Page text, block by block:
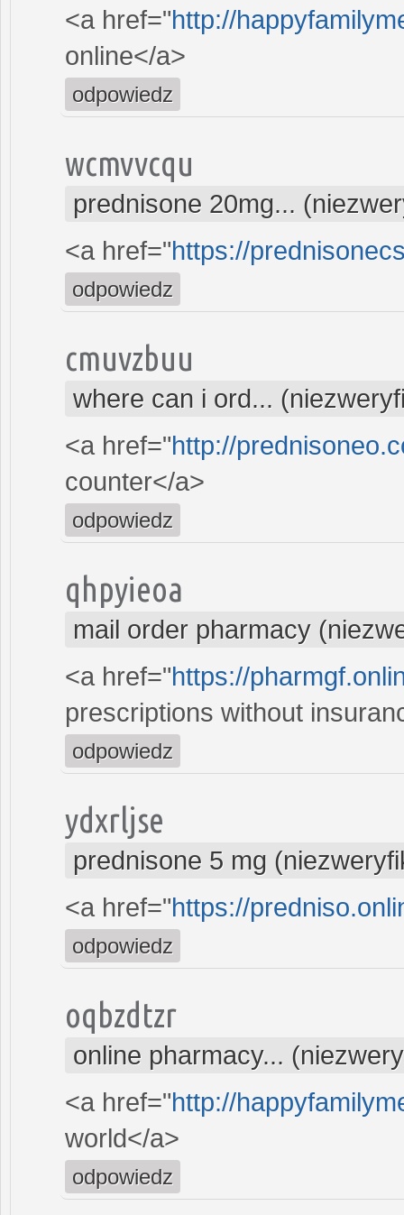
<a href="http://
online</a>
odpowiedz
wcmvvcqu
prednisone 20mg...
<a href="https://
odpowiedz
cmuvzbuu
where can i ord...
<a href="http://
counter</a>
odpowiedz
qhpyieoa
mail order pharmacy
<a href="https://
prescriptions without
odpowiedz
ydxrljse
prednisone 5 mg
<a href="https://
odpowiedz
oqbzdtzr
online pharmacy...
<a href="http://
world</a>
odpowiedz